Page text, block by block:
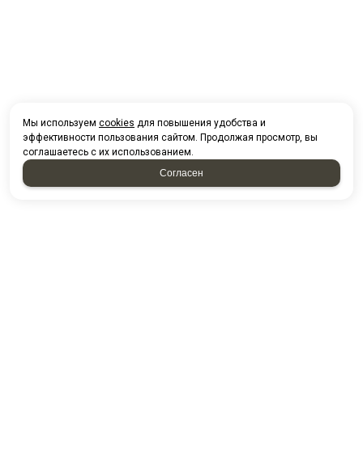
Мы используем cookies для повышения удобства и
эффективности пользования сайтом. Продолжая просмотр, вы
соглашаетесь с их использованием.
Согласен